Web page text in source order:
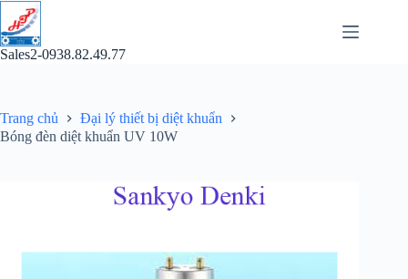
Chuyển
đến
phần
nội
Sales2-0938.82.49.77
Trang chủ
Đại lý thiết bị diệt khuẩn
Bóng đèn diệt khuẩn UV 10W